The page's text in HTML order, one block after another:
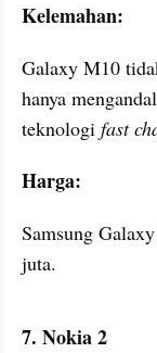
Kelemahan:
Galaxy M10
hanya
teknologi fast
Harga:
Samsung
juta.
7. Nokia 2